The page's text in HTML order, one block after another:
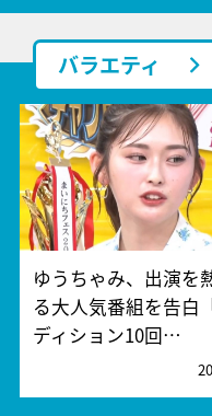
バラエティ
ゆうちゃみ、出演を
る大人気番組を告白
ディション10回…